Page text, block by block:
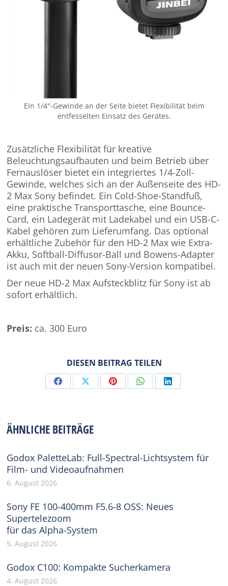
Ein 1/4″-Gewinde an der Seite bietet Flexibilität beim
entfesselten Einsatz des Gerätes.
Zusätzliche Flexibilität für kreative
Beleuchtungsaufbauten und beim Betrieb über
Fernauslöser bietet ein integriertes 1/4-Zoll-
Gewinde, welches sich an der Außenseite des HD-
2 Max Sony befindet. Ein Cold-Shoe-Standfuß,
eine praktische Transporttasche, eine Bounce-
Card, ein Ladegerät mit Ladekabel und ein USB-C-
Kabel gehören zum Lieferumfang. Das optional
erhältliche Zubehör für den HD-2 Max wie Extra-
Akku, Softball-Diffusor-Ball und Bowens-Adapter
ist auch mit der neuen Sony-Version kompatibel.
Der neue HD-2 Max Aufsteckblitz für Sony ist ab
sofort erhältlich.
Preis: ca. 300 Euro
DIESEN BEITRAG TEILEN
Share Share Share Share Share
ÄHNLICHE BEITRÄGE
Godox PaletteLab: Full-Spectral-Lichtsystem für
Film- und Videoaufnahmen
6. August 2026
Sony FE 100-400mm F5.6-8 OSS: Neues
Supertelezoom
für das Alpha-System
5. August 2026
Godox C100: Kompakte Sucherkamera
4. August 2026